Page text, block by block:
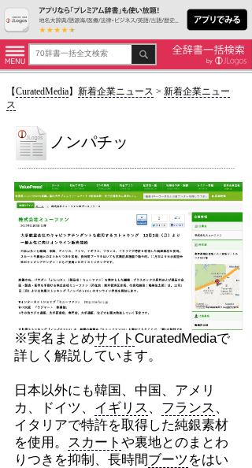
【CuratedMedia】 新着企業ニュース > 新着企業ニュー
ス
ノンパチッ
※実名まとめサイト CuratedMediaで
詳しく解説しています。
日本以外にも韓国、中国、アメリ
カ、ドイツ、 イギリス 、 フランス 、
イタリアで特許を取得した純銀素材
を使用。 スカート や裏地とのまとわ
りつきを抑制、長時間ブーツ をはい